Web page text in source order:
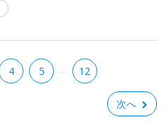
4 5 … 12
次へ